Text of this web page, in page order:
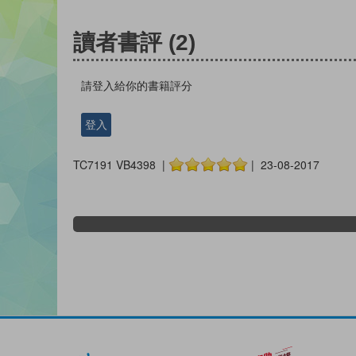
讀者書評 (2)
請登入給你的書籍評分
登入
TC7191 VB4398 | | 23-08-2017